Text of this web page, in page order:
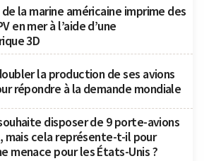
de la marine américaine imprime des
en mer à l’aide d’une
3D
la production de ses avions
répondre à la demande mondiale
disposer de 9 porte-avions
mais cela représente-t-il pour
menace pour les États-Unis ?